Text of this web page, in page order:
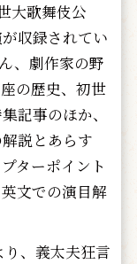
大歌舞伎公
収録されてい
、劇作家の野
の歴史、初世
記事のほか、
説とあらす
ターポイント
文での演目解
、義太夫狂言